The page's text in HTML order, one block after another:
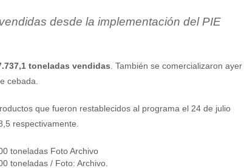
desde la implementación del PIE
toneladas vendidas. También se comercializaron ayer
cebada.
que fueron restablecidos al programa el 24 de julio
respectivamente.
toneladas / Foto: Archivo.